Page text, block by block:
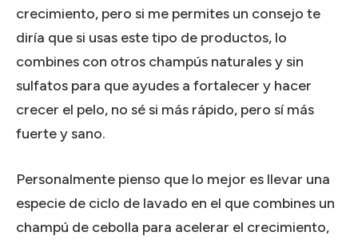
crecimiento, pero si me permites un consejo te
diría que si usas este tipo de productos, lo
combines con otros champús naturales y sin
sulfatos para que ayudes a fortalecer y hacer
crecer el pelo, no sé si más rápido, pero sí más
fuerte y sano.
Personalmente pienso que lo mejor es llevar una
especie de ciclo de lavado en el que combines un
champú de cebolla para acelerar el crecimiento,